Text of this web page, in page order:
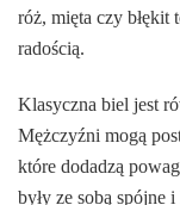
róż, mięta czy błękit
radością.
Klasyczna biel jest
Mężczyźni mogą
które dodadzą
były ze sobą spójne